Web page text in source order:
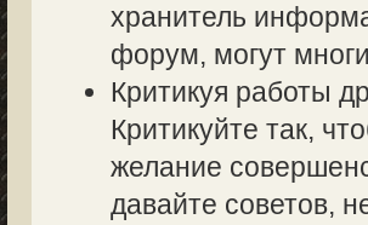
хранитель
форум, могут
Критикуя работы
Критикуйте так,
желание
давайте советов,